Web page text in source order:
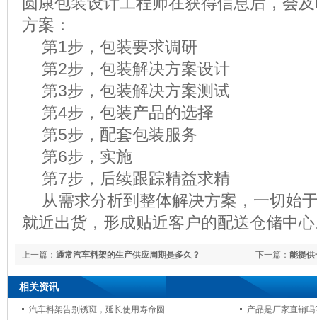
方案：
第1步，包装要求调研
第2步，包装解决方案设计
第3步，包装解决方案测试
第4步，包装产品的选择
第5步，配套包装服务
第6步，实施
第7步，后续跟踪精益求精
从需求分析到整体解决方案，一切始
就近出货，形成贴近客户的配送仓储
下一篇： 能提供
上一篇： 通常汽车料架的生产供应周期是多久？
相关资讯
汽车料架告别锈斑，延长使用寿命圆
产品是厂家直销吗